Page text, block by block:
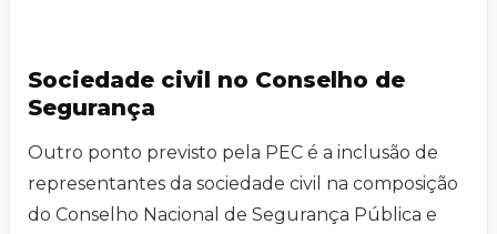
Sociedade civil no Conselho de
Segurança
Outro ponto previsto pela PEC é a inclusão de
representantes da sociedade civil na composição
do Conselho Nacional de Segurança Pública e